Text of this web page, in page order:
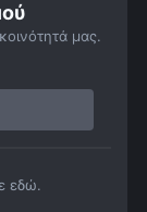
μας.
εδώ.